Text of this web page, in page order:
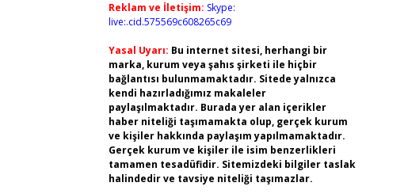
Reklam ve İletişim: Skype:
live:.cid.575569c608265c69
Yasal Uyarı: Bu internet sitesi, herhangi bir
marka, kurum veya şahıs şirketi ile hiçbir
bağlantısı bulunmamaktadır. Sitede yalnızca
kendi hazırladığımız makaleler
paylaşılmaktadır. Burada yer alan içerikler
haber niteliği taşımamakta olup, gerçek kurum
ve kişiler hakkında paylaşım yapılmamaktadır.
Gerçek kurum ve kişiler ile isim benzerlikleri
tamamen tesadüfidir. Sitemizdeki bilgiler taslak
halindedir ve tavsiye niteliği taşımazlar.